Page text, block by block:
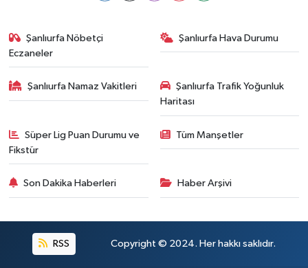
Şanlıurfa Nöbetçi
Eczaneler
Şanlıurfa Hava Durumu
Şanlıurfa Namaz Vakitleri
Şanlıurfa Trafik Yoğunluk
Haritası
Süper Lig Puan Durumu ve
Fikstür
Tüm Manşetler
Son Dakika Haberleri Haber Arşivi
RSS Copyright © 2024. Her hakkı saklıdır.